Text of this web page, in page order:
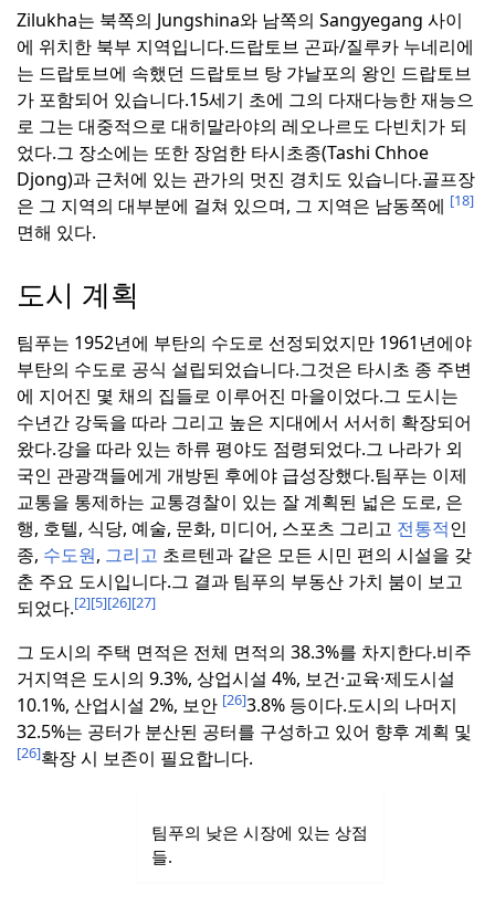
Zilukha는 북쪽의 Jungshina와 남쪽의 Sangyegang 사이
에 위치한 북부 지역입니다.드랍토브 곤파/질루카 누네리에
는 드랍토브에 속했던 드랍토브 탕 갸날포의 왕인 드랍토브
가 포함되어 있습니다.15세기 초에 그의 다재다능한 재능으
로 그는 대중적으로 대히말라야의 레오나르도 다빈치가 되
었다.그 장소에는 또한 장엄한 타시초종(Tashi Chhoe
Djong)과 근처에 있는 관가의 멋진 경치도 있습니다.골프장
은 그 지역의 대부분에 걸쳐 있으며, 그 지역은 남동쪽에 [18]
면해 있다.
도시 계획
팀푸는 1952년에 부탄의 수도로 선정되었지만 1961년에야
부탄의 수도로 공식 설립되었습니다.그것은 타시초 종 주변
에 지어진 몇 채의 집들로 이루어진 마을이었다.그 도시는
수년간 강둑을 따라 그리고 높은 지대에서 서서히 확장되어
왔다.강을 따라 있는 하류 평야도 점령되었다.그 나라가 외
국인 관광객들에게 개방된 후에야 급성장했다.팀푸는 이제
교통을 통제하는 교통경찰이 있는 잘 계획된 넓은 도로, 은
행, 호텔, 식당, 예술, 문화, 미디어, 스포츠 그리고 전통적인
종, 수도원, 그리고 초르텐과 같은 모든 시민 편의 시설을 갖
춘 주요 도시입니다.그 결과 팀푸의 부동산 가치 붐이 보고
되었다.[2][5][26][27]
그 도시의 주택 면적은 전체 면적의 38.3%를 차지한다.비주
거지역은 도시의 9.3%, 상업시설 4%, 보건·교육·제도시설
10.1%, 산업시설 2%, 보안 [26]3.8% 등이다.도시의 나머지
32.5%는 공터가 분산된 공터를 구성하고 있어 향후 계획 및
[26]확장 시 보존이 필요합니다.
팀푸의 낮은 시장에 있는 상점
들.